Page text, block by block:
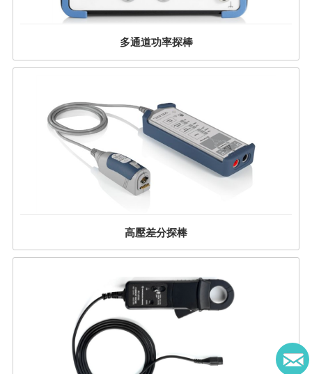
多通道功率探棒
高壓差分探棒